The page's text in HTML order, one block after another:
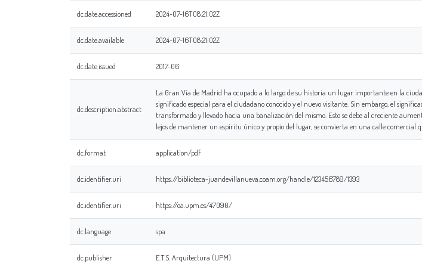
dc.date.accessioned 2024-07-16T08:21:02Z
dc.date.available 2024-07-16T08:21:02Z
dc.date.issued 2017-06
dc.description.abstract
La Gran Vía de Madrid ha ocupado a lo largo de su historia un lugar importante en la
significado especial para el ciudadano conocido y el nuevo visitante. Sin embargo, el
transformado y llevado hacia una banalización del mismo. Esto se debe al creciente
lejos de mantener un espíritu único y propio del lugar, se convierta en una calle comercial
dc.format application/pdf
dc.identifier.uri https://biblioteca-juandevillanueva.coam.org/handle/123456789/1393
dc.identifier.uri https://oa.upm.es/47090/
dc.language spa
dc.publisher E.T.S. Arquitectura (UPM)